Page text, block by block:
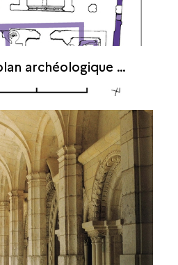
de l’état 8